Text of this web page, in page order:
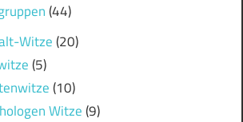
(44)
Witze(20)
(5)
(10)
Witze(9)